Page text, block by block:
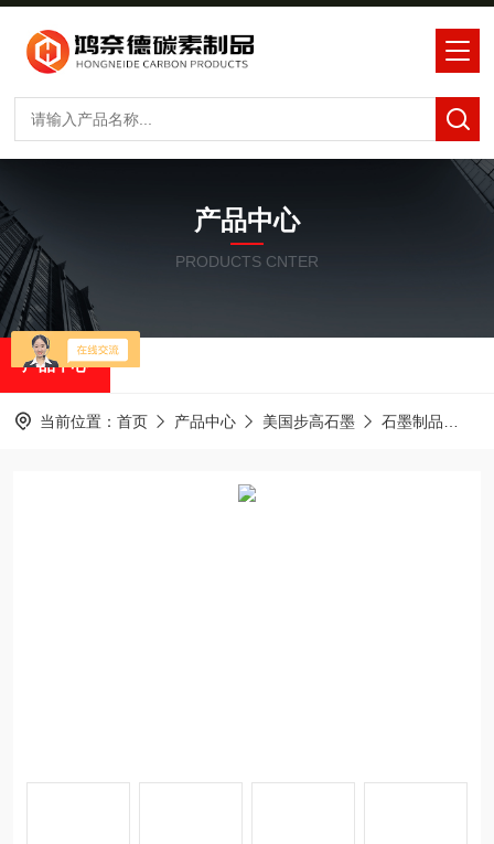
产品中心
PRODUCTS CNTER
产品中心
当前位置： 首页 产品中心 美国步高石墨 石墨制品